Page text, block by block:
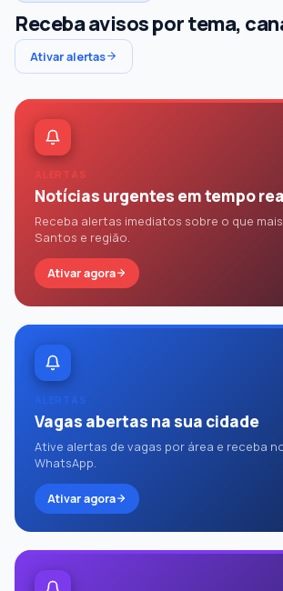
Receba avisos por tema,
Ativar alertas
ALERTAS
Notícias urgentes em tempo
Receba alertas imediatos sobre o que
Santos e região.
Ativar agora
ALERTAS
Vagas abertas na sua cidade
Ative alertas de vagas por área e receba
WhatsApp.
Ativar agora